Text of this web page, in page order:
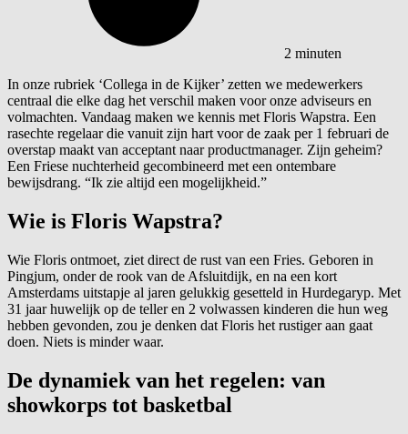
2 minuten
In onze rubriek ‘Collega in de Kijker’ zetten we medewerkers
centraal die elke dag het verschil maken voor onze adviseurs en
volmachten. Vandaag maken we kennis met Floris Wapstra. Een
rasechte regelaar die vanuit zijn hart voor de zaak per 1 februari de
overstap maakt van acceptant naar productmanager. Zijn geheim?
Een Friese nuchterheid gecombineerd met een ontembare
bewijsdrang. “Ik zie altijd een mogelijkheid.”
Wie is Floris Wapstra?
Wie Floris ontmoet, ziet direct de rust van een Fries. Geboren in
Pingjum, onder de rook van de Afsluitdijk, en na een kort
Amsterdams uitstapje al jaren gelukkig gesetteld in Hurdegaryp. Met
31 jaar huwelijk op de teller en 2 volwassen kinderen die hun weg
hebben gevonden, zou je denken dat Floris het rustiger aan gaat
doen. Niets is minder waar.
De dynamiek van het regelen: van
showkorps tot basketbal